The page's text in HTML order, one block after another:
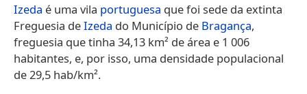
Izeda é uma vila portuguesa que foi sede da extinta
Freguesia deIzeda do Município de Bragança,
freguesia que tinha 34,13 km² de área e 1 006
habitantes, e, por isso, uma densidade populacional
de 29,5 hab/km².